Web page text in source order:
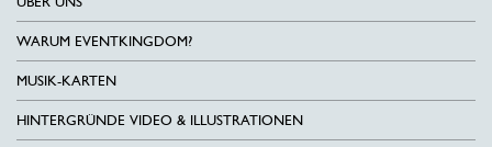
WARUM EVENTKINGDOM?
MUSIK-KARTEN
HINTERGRÜNDE VIDEO & ILLUSTRATIONEN